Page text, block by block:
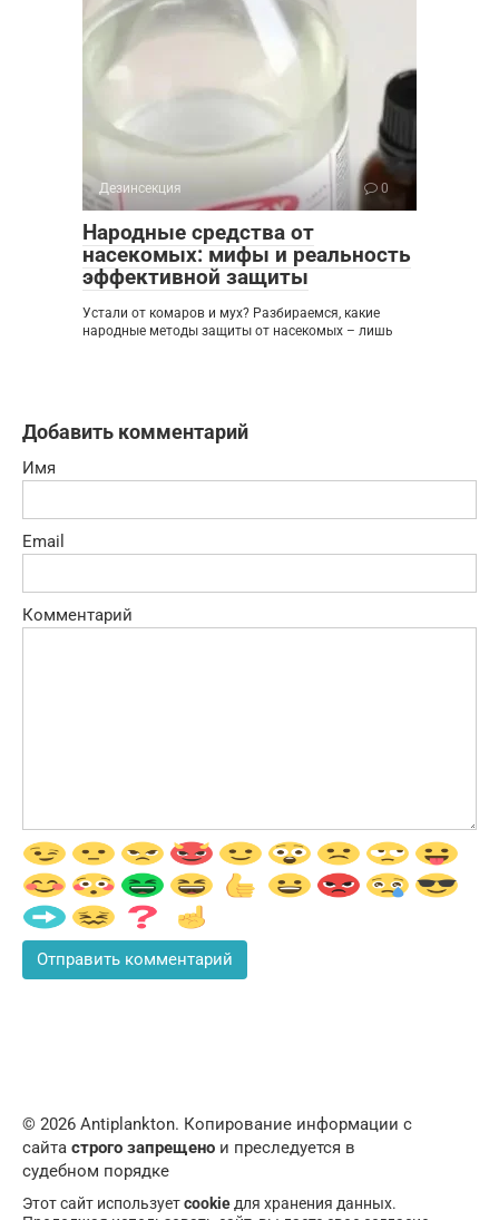
Дезинсекция 0
Народные средства от
насекомых: мифы и реальность
эффективной защиты
Устали от комаров и мух? Разбираемся, какие
народные методы защиты от насекомых – лишь
Добавить комментарий
Имя
Email
Комментарий
© 2026 Аntiplankton. Копирование информации с
сайта строго запрещено и преследуется в
судебном порядке
Этот сайт используетcookieдля хранения данных.